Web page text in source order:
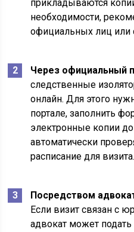
прикладываются
необходимости,
официальных лиц или
Через официальный
следственные
онлайн. Для этого
портале, заполнить
электронные копии
автоматически
расписание для визита.
Посредством
Если визит связан с
адвокат может подать